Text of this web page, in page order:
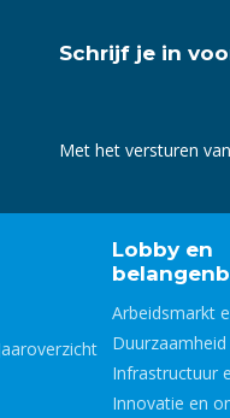
Schrijf je in
Met het versturen
Lobby en
Arbeidsmarkt
Infrastructuur
Innovatie en